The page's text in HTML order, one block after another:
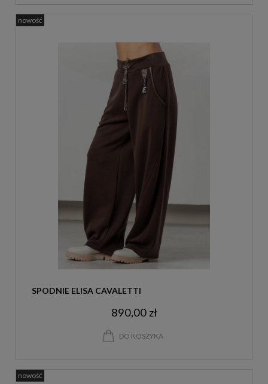
SPODNIE ELISA CAVALETTI
890,00 zł
DO KOSZYKA
nowość
nowość